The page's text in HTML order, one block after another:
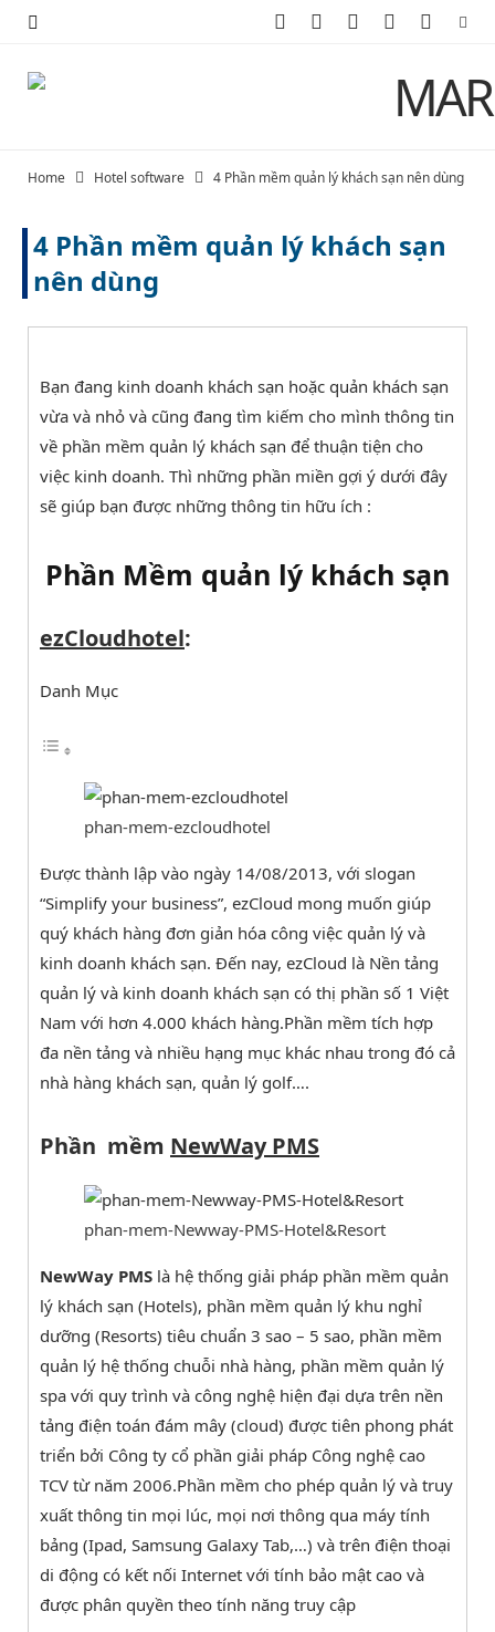
o
k
t
e
)
g
a
r
s
t
u
b
Home Hotel software 4 Phần mềm quản lý khách sạn nên dùng
4 Phần mềm quản lý khách sạn
nên dùng
Bạn đang kinh doanh khách sạn hoặc quản khách sạn
vừa và nhỏ và cũng đang tìm kiếm cho mình thông tin
về phần mềm quản lý khách sạn để thuận tiện cho
việc kinh doanh. Thì những phần miền gợi ý dưới đây
sẽ giúp bạn được những thông tin hữu ích :
Phần Mềm quản lý khách sạn
ezCloudhotel:
Danh Mục
phan-mem-ezcloudhotel
Được thành lập vào ngày 14/08/2013, với slogan
“Simplify your business”, ezCloud mong muốn giúp
quý khách hàng đơn giản hóa công việc quản lý và
kinh doanh khách sạn. Đến nay, ezCloud là Nền tảng
quản lý và kinh doanh khách sạn có thị phần số 1 Việt
Nam với hơn 4.000 khách hàng.Phần mềm tích hợp
đa nền tảng và nhiều hạng mục khác nhau trong đó cả
nhà hàng khách sạn, quản lý golf….
Phần mềm NewWay PMS
phan-mem-Newway-PMS-Hotel&Resort
NewWay PMS là hệ thống giải pháp phần mềm quản
lý khách sạn (Hotels), phần mềm quản lý khu nghỉ
dưỡng (Resorts) tiêu chuẩn 3 sao – 5 sao, phần mềm
quản lý hệ thống chuỗi nhà hàng, phần mềm quản lý
spa với quy trình và công nghệ hiện đại dựa trên nền
tảng điện toán đám mây (cloud) được tiên phong phát
triển bởi Công ty cổ phần giải pháp Công nghệ cao
TCV từ năm 2006.Phần mềm cho phép quản lý và truy
xuất thông tin mọi lúc, mọi nơi thông qua máy tính
bảng (Ipad, Samsung Galaxy Tab,…) và trên điện thoại
di động có kết nối Internet với tính bảo mật cao và
được phân quyền theo tính năng truy cập